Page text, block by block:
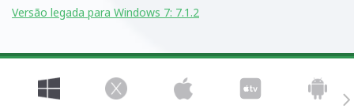
Versão legada para Windows 7: 7.1.2